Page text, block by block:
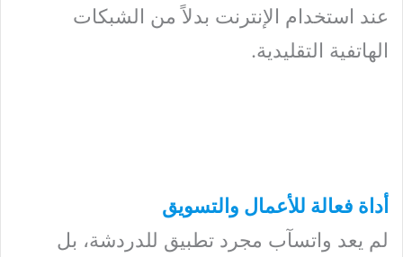
عند استخدام الإنترنت بدلاً من الشبكات
الهاتفية التقليدية.
أداة فعالة للأعمال والتسويق
لم يعد واتسآب مجرد تطبيق للدردشة، بل